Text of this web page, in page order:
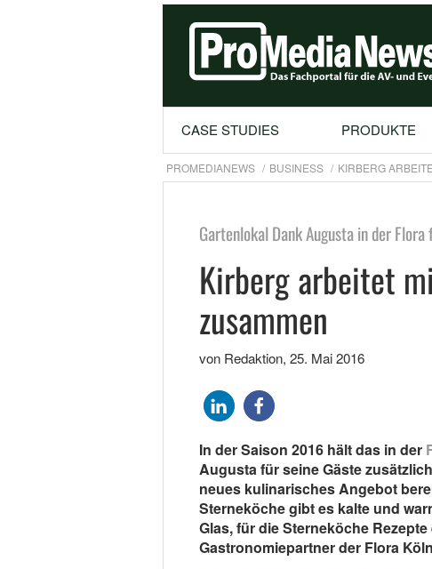
CASE STUDIES PRODUKTE
PROMEDIANEWS BUSINESS KIRBERG
Gartenlokal Dank Augusta in der
Kirberg arbeitet
zusammen
von Redaktion, 25. Mai 2016
In der Saison 2016 hält das in der
Augusta für seine Gäste
neues kulinarisches Angebot
Sterneköche gibt es kalte und
Glas, für die Sterneköche
Gastronomiepartner der Flora